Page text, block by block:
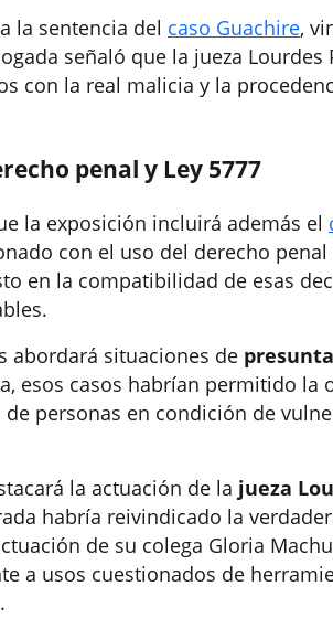
la sentencia del caso Guachire,
señaló que la jueza
con la real malicia y la
penal y Ley 5777
la exposición incluirá además el
con el uso del derecho
en la compatibilidad de esas
abordará situaciones de
esos casos habrían permitido la
de personas en condición de
la actuación de la jueza
habría reivindicado la
de su colega Gloria
a usos cuestionados de